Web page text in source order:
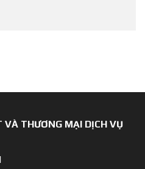
THƯƠNG MẠI DỊCH VỤ